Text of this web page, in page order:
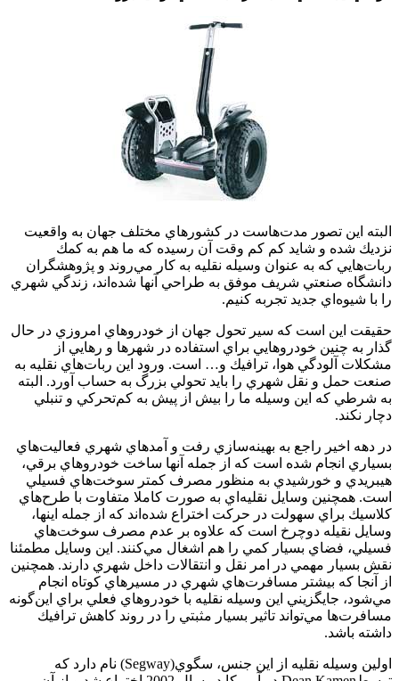
البته اين تصور مدت‌هاست در كشورهاي مختلف جهان به واقعيت
نزديك شده و شايد كم كم وقت آن رسيده كه ما هم به كمك
ربات‌هايي كه به عنوان وسيله نقليه به كار مي‌روند و پژوهشگران
دانشگاه صنعتي شريف موفق به طراحي آنها شده‌اند، زندگي شهري
را با شيوه‌اي جديد تجربه كنيم.
حقيقت اين است كه سير تحول جهان از خودروهاي امروزي در حال
گذار به چنين خودروهايي براي استفاده در شهرها و رهايي از
مشكلات آلودگي هوا، ترافيك و… است. ورود اين ربات‌هاي نقليه به
صنعت حمل و نقل شهري را بايد تحولي بزرگ به حساب آورد. البته
به شرطي كه اين وسيله ما را بيش از پيش به كم‌تحركي و تنبلي
دچار نكند.
در دهه اخير راجع به بهينه‌سازي رفت و آمدهاي شهري فعاليت‌هاي
بسياري انجام شده است كه از جمله آنها ساخت خودروهاي برقي،
هيبريدي و خورشيدي به منظور مصرف كمتر سوخت‌هاي فسيلي
است. همچنين وسايل نقليه‌اي به صورت كاملا متفاوت با طرح‌هاي
كلاسيك براي سهولت در حركت اختراع شده‌اند كه از جمله اينها،
وسايل نقيله دوچرخ است كه علاوه بر عدم مصرف سوخت‌هاي
فسيلي، فضاي بسيار كمي را هم اشغال مي‌كنند. اين وسايل مطمئنا
نقش بسيار مهمي در امر نقل و انتقالات داخل شهري دارند. همچنين
از آنجا كه بيشتر مسافرت‌هاي شهري در مسيرهاي كوتاه انجام
مي‌شود، جايگزيني اين وسيله نقليه با خودروهاي فعلي براي اين‌گونه
مسافرت‌ها مي‌تواند تاثير بسيار مثبتي را در روند كاهش ترافيك
داشته باشد.
اولين وسيله نقليه از اين جنس، سگوي(Segway) نام دارد كه